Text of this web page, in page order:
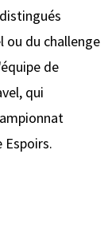
ou du challenge
de
qui